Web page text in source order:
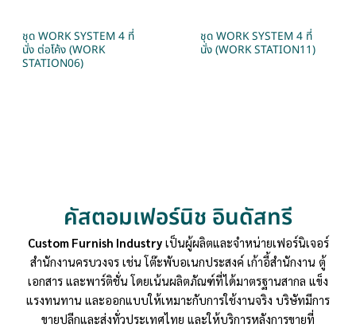
ชุด WORK SYSTEM 4 ที่
นั่ง ต่อโค้ง (WORK
STATION06)
ชุด WORK SYSTEM 4 ที่
นั่ง (WORK STATION11)
คัสตอมเฟอร์นิช อินดัสทรี
Custom Furnish Industryเป็นผู้ผลิตและจำหน่ายเฟอร์นิเจอร์
สำนักงานครบวงจร เช่น โต๊ะพับอเนกประสงค์ เก้าอี้สำนักงาน ตู้
เอกสาร และพาร์ติชั่น โดยเน้นผลิตภัณฑ์ที่ได้มาตรฐานสากล แข็ง
แรงทนทาน และออกแบบให้เหมาะกับการใช้งานจริง บริษัทมีการ
ขายปลีกและส่งทั่วประเทศไทย และให้บริการหลังการขายที่